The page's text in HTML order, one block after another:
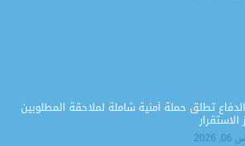
تطلق حملة أمنية شاملة لملاحقة المطلوبين